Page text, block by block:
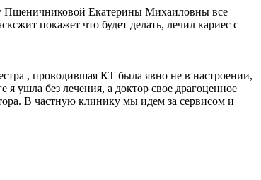
у Пшеничниковой Екатерины Михаиловны все
покажет что будет делать, лечил кариес с
, проводившая КТ была явно не в настроении,
ушла без лечения, а доктор свое драгоценное
В частную клинику мы идем за сервисом и